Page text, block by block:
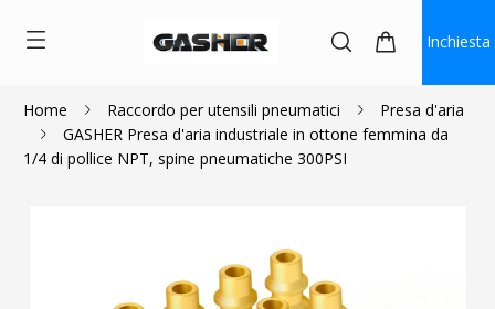
Inchiesta
Home Raccordo per utensili pneumatici
Presa d'aria
GASHER Presa d'aria industriale in ottone femmina da
1/4 di pollice NPT, spine pneumatiche 300PSI
$0.96